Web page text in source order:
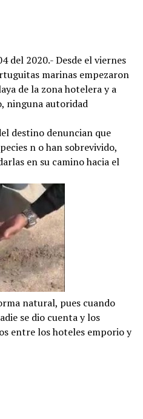
del 2020.- Desde el viernes
marinas empezaron
de la zona hotelera y a
ninguna autoridad
destino denuncian que
n o han sobrevivido,
en su camino hacia el
natural, pues cuando
se dio cuenta y los
entre los hoteles emporio y